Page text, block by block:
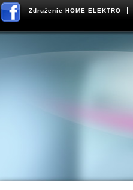
Združenie HOME ELEKTRO